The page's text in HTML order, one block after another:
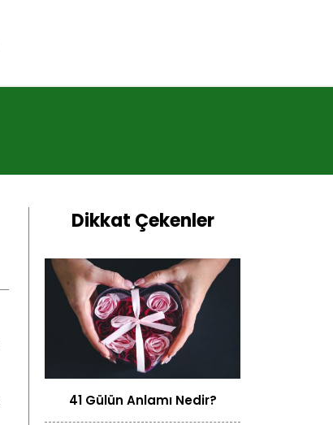
Dikkat Çekenler
41 Gülün Anlamı Nedir?